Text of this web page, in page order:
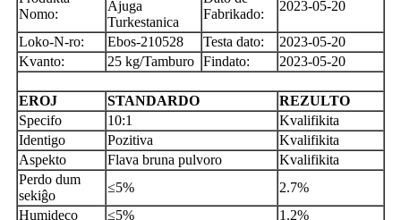
Nomo:
Ajuga
Turkestanica
Fabrikado:
2023-05-20
Loko-N-ro: Ebos-210528 Testa dato:
2023-05-20
Kvanto:
25 kg/Tamburo Findato: 2023-05-20
EROJ STANDARDO
REZULTO
Specifo
10:1
Kvalifikita
Identigo
Pozitiva
Kvalifikita
Aspekto
Flava bruna pulvoro
Kvalifikita
Perdo dum
sekiĝo
≤5%
2.7%
Humideco
≤5%
1.2%